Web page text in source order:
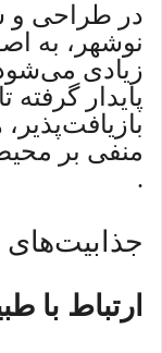
در طراحی و
نوشهر، به
زیادی
پایدار گرفته
منفی بر
.
جذابیت‌های
ارتباط با